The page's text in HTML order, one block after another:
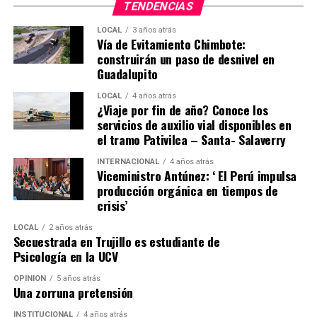
como las futuras vías Cachicadán–Huamachuco,
Santiago de Chuco–Buena Vista y El Cruce–Sayapullo.
Asimismo, el perfil del nuevo IREN Norte ya fue
culminado para definir su modalidad de ejecución.
Educación, salud y seguridad
En educación, la gestión regional dejará como legado
110 modernas instituciones educativas, entre ellas 16
institutos de educación superior, fortaleciendo la
formación de miles de estudiantes. A ello se suma la
entrega de 25 mil laptops para docentes, la
implementación de 1,500 colegios con pantallas
interactivas, la distribución de 170 mil bienes de
mobiliario escolar y miles de kits pedagógicos destinados
a estudiantes de educación inicial, primaria, secundaria y
educación especial.
En el sector Salud se fortaleció la capacidad resolutiva
TENDENCIAS
LOCAL 3 años atrás
Vía de Evitamiento Chimbote:
construirán un paso de desnivel en
Guadalupito
LOCAL 4 años atrás
¿Viaje por fin de año? Conoce los
servicios de auxilio vial disponibles en
el tramo Pativilca – Santa- Salaverry
INTERNACIONAL 4 años atrás
Viceministro Antúnez: ‘ El Perú impulsa
producción orgánica en tiempos de
crisis’
LOCAL 2 años atrás
Secuestrada en Trujillo es estudiante de
Psicología en la UCV
OPINIÓN 5 años atrás
Una zorruna pretensión
INSTITUCIONAL 4 años atrás